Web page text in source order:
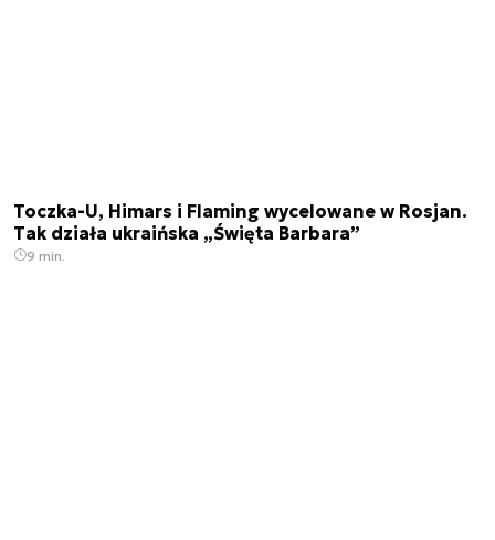
Toczka-U, Himars i Flaming wycelowane w Rosjan.
Tak działa ukraińska „Święta Barbara”
9 min.